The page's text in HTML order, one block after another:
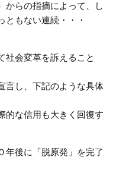
からの指摘によって、し
ともない連続・・・
社会変革を訴えること
言し、下記のような具体
的な信用も大きく回復す
年後に「脱原発」を完了